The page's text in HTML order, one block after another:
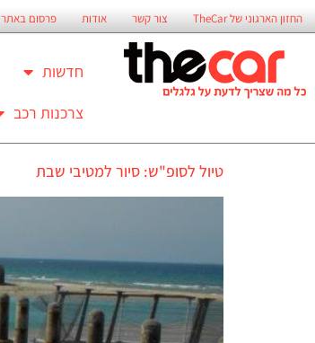
החזון הארגוני של TheCar צור קשר אודות פרסום באתר
חדשות
צרכנות רכב
טיול לסופ"ש: סיור למטיבי שבת